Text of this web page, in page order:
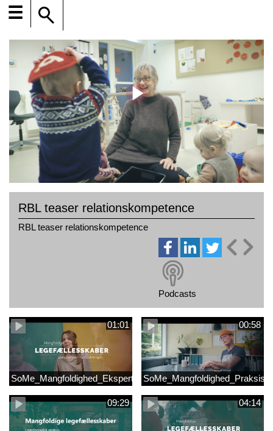
☰
RBL teaser relationskompetence
RBL teaser relationskompetence
Podcasts
01:01
SoMe_Mangfoldighed_Ekspert
00:58
SoMe_Mangfoldighed_Praksis
09:29 04:14